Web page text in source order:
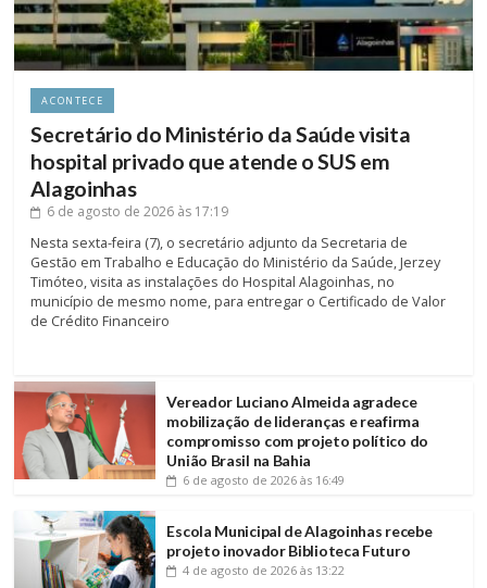
ACONTECE
Secretário do Ministério da Saúde visita
hospital privado que atende o SUS em
Alagoinhas
6 de agosto de 2026 às 17:19
Nesta sexta-feira (7), o secretário adjunto da Secretaria de
Gestão em Trabalho e Educação do Ministério da Saúde, Jerzey
Timóteo, visita as instalações do Hospital Alagoinhas, no
município de mesmo nome, para entregar o Certificado de Valor
de Crédito Financeiro
Vereador Luciano Almeida agradece
mobilização de lideranças e reafirma
compromisso com projeto político do
União Brasil na Bahia
6 de agosto de 2026 às 16:49
Escola Municipal de Alagoinhas recebe
projeto inovador Biblioteca Futuro
4 de agosto de 2026 às 13:22